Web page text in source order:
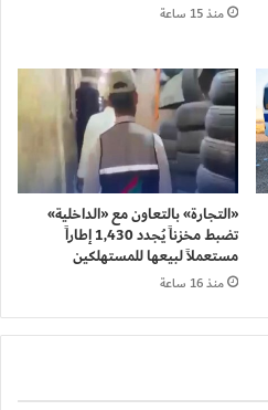
منذ 15 ساعة
«التجارة» بالتعاون مع «الداخلية»
تضبط مخزناً يُجدد 1,430 إطاراً
مستعملاً لبيعها للمستهلكين
منذ 16 ساعة